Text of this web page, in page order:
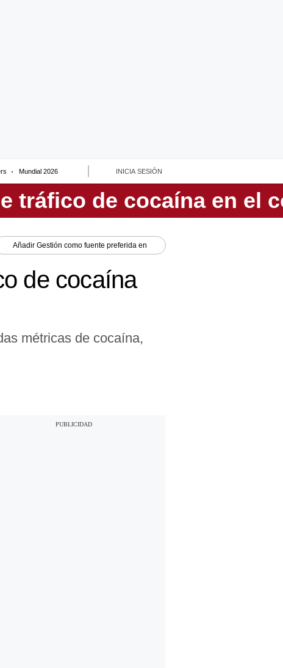
Mundial 2026 INICIA SESIÓN
Añadir Gestión como fuente preferida en
de cocaína
métricas de cocaína,